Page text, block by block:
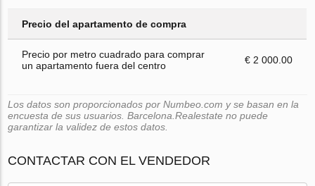
Precio del apartamento de compra
Precio por metro cuadrado para comprar
un apartamento fuera del centro
€ 2 000.00
Los datos son proporcionados por Numbeo.com y se basan en la
encuesta de sus usuarios. Barcelona.Realestate no puede
garantizar la validez de estos datos.
CONTACTAR CON EL VENDEDOR